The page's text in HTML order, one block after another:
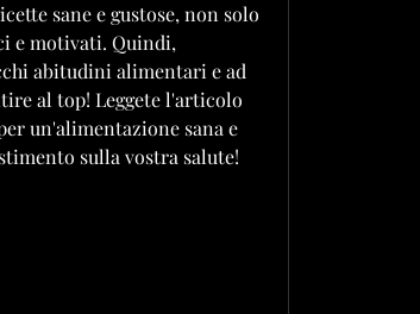
sane e gustose, non solo
e motivati. Quindi,
abitudini alimentari e ad
al top! Leggete l'articolo
un'alimentazione sana e
sulla vostra salute!